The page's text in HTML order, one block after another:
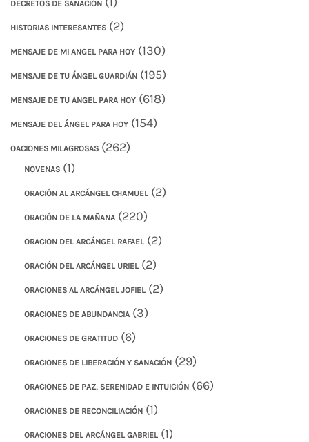
DECRETOS DE SANACIÓN
HISTORIAS INTERESANTES (2)
MENSAJE DE MI ANGEL PARA HOY (130)
MENSAJE DE TU ÁNGEL GUARDIÁN (195)
MENSAJE DE TU ANGEL PARA HOY (618)
MENSAJE DEL ÁNGEL PARA HOY (154)
OACIONES MILAGROSAS (262)
NOVENAS (1)
ORACIÓN AL ARCÁNGEL CHAMUEL (2)
ORACIÓN DE LA MAÑANA (220)
ORACION DEL ARCÁNGEL RAFAEL (2)
ORACIÓN DEL ARCÁNGEL URIEL (2)
ORACIONES AL ARCÁNGEL JOFIEL (2)
ORACIONES DE ABUNDANCIA (3)
ORACIONES DE GRATITUD (6)
ORACIONES DE LIBERACIÓN Y SANACIÓN (29)
ORACIONES DE PAZ, SERENIDAD E INTUICIÓN (66)
ORACIONES DE RECONCILIACIÓN (1)
ORACIONES DEL ARCÁNGEL GABRIEL (1)